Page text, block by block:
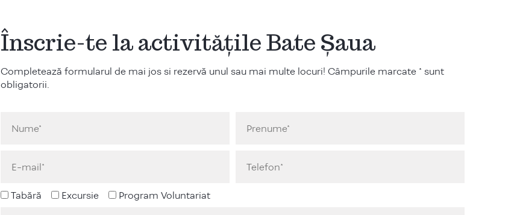
Înscrie-te la activitățile Bate Șaua
Completează formularul de mai jos si rezervă unul sau mai multe locuri! Câmpurile marcate * sunt
obligatorii.
Tabără Excursie Program Voluntariat